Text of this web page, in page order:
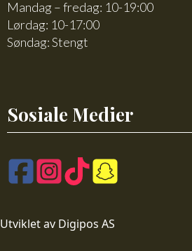
Mandag – fredag: 10-19:00
Lørdag: 10-17:00
Søndag: Stengt
Sosiale Medier
Utviklet av Digipos AS